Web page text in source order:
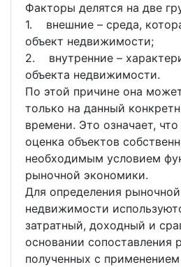
Факторы делятся на две
1. внешние – среда,
объект недвижимости;
2. внутренние –
объекта недвижимости.
По этой причине она
только на данный
времени. Это означает,
оценка объектов
необходимым условием
рыночной экономики.
Для определения
недвижимости
затратный, доходный и
основании сопоставления
полученных с